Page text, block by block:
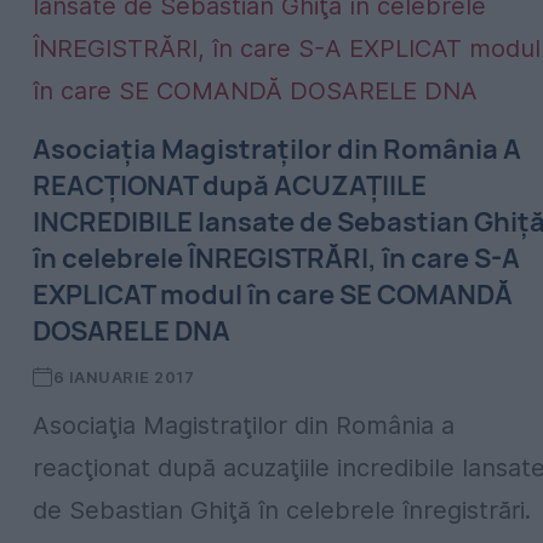
Asociaţia Magistraţilor din România A
REACŢIONAT după ACUZAŢIILE
INCREDIBILE lansate de Sebastian
în celebrele ÎNREGISTRĂRI, în care S-A
EXPLICAT modul în care SE COMANDĂ
DOSARELE DNA
6 IANUARIE 2017
Asociaţia Magistraţilor din România a
reacţionat după acuzaţiile incredibile
de Sebastian Ghiţă în celebrele înregistrări.